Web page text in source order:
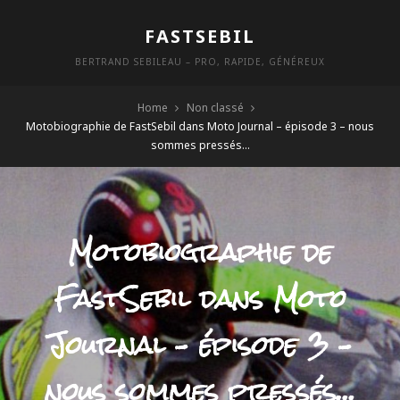
FASTSEBIL
BERTRAND SEBILEAU – PRO, RAPIDE, GÉNÉREUX
Home
Non classé
Motobiographie de FastSebil dans Moto Journal – épisode 3 – nous
sommes pressés…
Motobiographie de
FastSebil dans Moto
Journal – épisode 3 –